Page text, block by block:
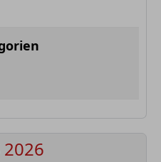
2026